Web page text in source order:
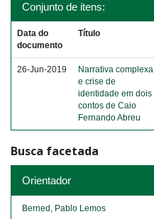
Conjunto de itens:
Data do
documento
Título
26-Jun-2019
Narrativa complexa
e crise de
identidade em dois
contos de Caio
Fernando Abreu
Busca facetada
Orientador
Berned, Pablo Lemos